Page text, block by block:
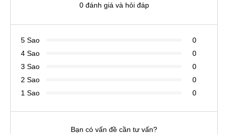
0 đánh giá và hỏi đáp
5 Sao
0
4 Sao
0
3 Sao
0
2 Sao
0
1 Sao
0
Bạn có vấn đề cần tư vấn?